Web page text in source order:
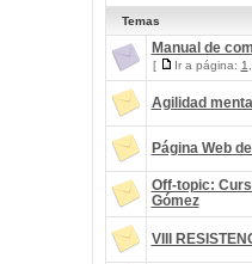
Temas
Manual de
[ Ir a página: 1
Agilidad mental
Página Web
Off-topic:
Gómez
VIII